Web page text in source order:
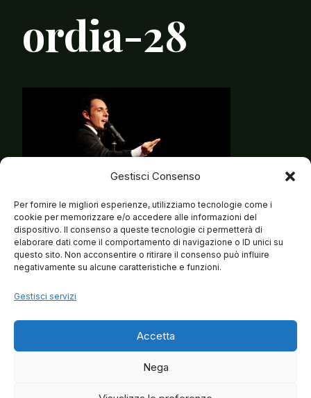
Gestisci Consenso
Per fornire le migliori esperienze, utilizziamo tecnologie come i
cookie per memorizzare e/o accedere alle informazioni del
dispositivo. Il consenso a queste tecnologie ci permetterà di
elaborare dati come il comportamento di navigazione o ID unici su
questo sito. Non acconsentire o ritirare il consenso può influire
negativamente su alcune caratteristiche e funzioni.
Gestisci servizi
Accetta
Nega
ordia-28